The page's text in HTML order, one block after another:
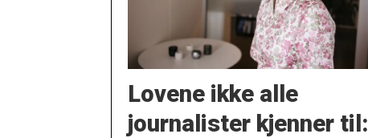
Lovene ikke alle
journalister kjenner til: